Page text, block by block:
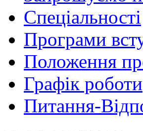
Спеціальності
Програми
Положення
Графік роботи
Питання-